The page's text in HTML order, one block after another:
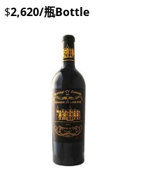
$2,620/瓶Bottle